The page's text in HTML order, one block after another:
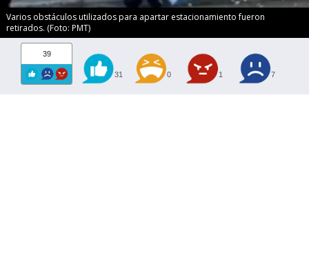
Varios obstáculos utilizados para apartar estacionamiento fueron
retirados. (Foto: PMT)
39
31 0 1 7